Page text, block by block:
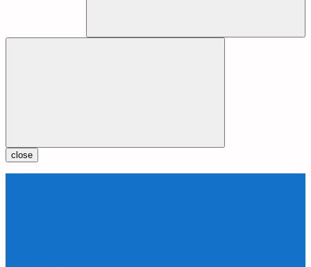
close